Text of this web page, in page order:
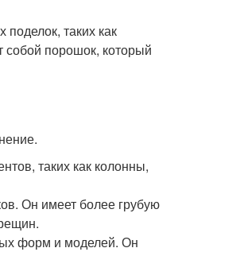
таких как
собой порошок, который
таких как колонны,
Он имеет более грубую
форм и моделей. Он